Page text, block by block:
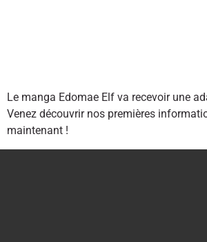
Le manga Edomae Elf va recevoir une
Venez découvrir nos premières
maintenant !